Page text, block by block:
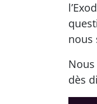
nous
dès